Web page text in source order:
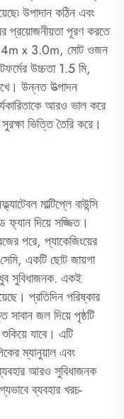
উপাদান কঠিন এবং
প্রয়োজনীয়তা পূরণ করতে
x 3.0m, মোট ওজন
উচ্চতা 1.5 মি,
উন্নত উত্পাদন
আরও ভাল করে
ভিত্তি তৈরি করে।
মাল্টিপ্লে বাউন্সি
ফ্যান দিয়ে সজ্জিত।
পরে, প্যাকেজিংয়ের
একটি ছোট জায়গা
সুবিধাজনক. একই
প্রতিদিন পরিষ্কার
সাবান জল দিয়ে পৃষ্ঠটি
যাবে। এটি
ম্যানুয়াল এবং
ব্যবহার আরও সুবিধাজনক
ব্যবহার খরচ-